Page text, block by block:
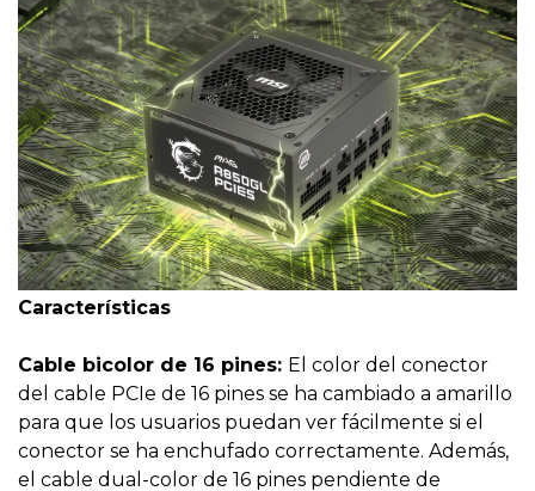
Características
Cable bicolor de 16 pines: El color del conector
del cable PCIe de 16 pines se ha cambiado a amarillo
para que los usuarios puedan ver fácilmente si el
conector se ha enchufado correctamente. Además,
el cable dual-color de 16 pines pendiente de